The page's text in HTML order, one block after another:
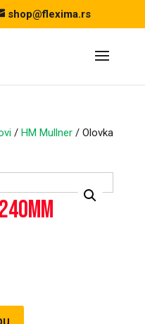
shop@flexima.rs
/ HM Mullner/ Olovka